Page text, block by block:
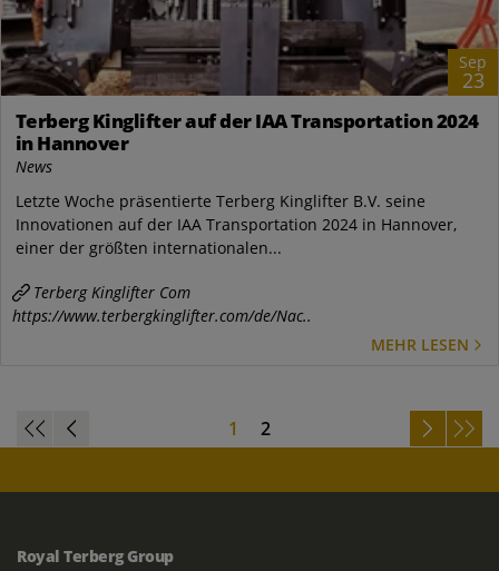
Sep
23
Terberg Kinglifter auf der IAA Transportation 2024
in Hannover
News
Letzte Woche präsentierte Terberg Kinglifter B.V. seine
Innovationen auf der IAA Transportation 2024 in Hannover,
einer der größten internationalen...
Terberg Kinglifter Com
https://www.terbergkinglifter.com/de/Nac..
MEHR LESEN
1 2
Royal Terberg Group